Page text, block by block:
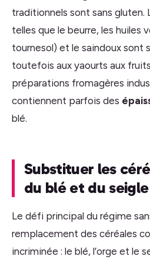
traditionnels sont sans gluten.
telles que le beurre, les huiles
tournesol) et le saindoux sont
toutefois aux yaourts aux
préparations fromagères
contiennent parfois des
blé.
Substituer les
du blé et du seigle
Le défi principal du régime
remplacement des céréales
incriminée : le blé, l’orge et le